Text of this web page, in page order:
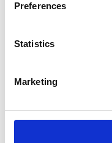
Preferences
Statistics
Marketing
La Škoda avvia